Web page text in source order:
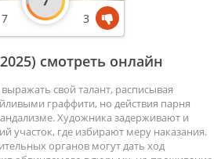
смотреть онлайн
свой талант, расписывая
граффити, но действия парня
Художника задерживают и
участок, где избирают меру наказания.
органов могут дать ход
7 3